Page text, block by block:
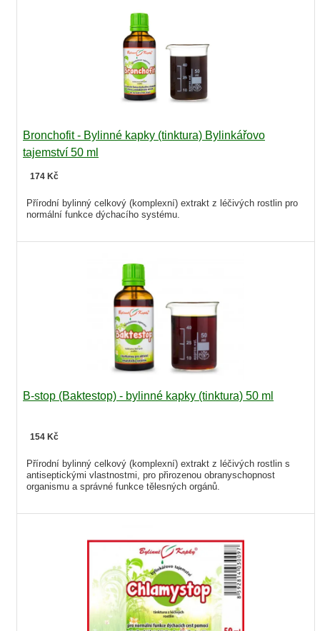
Bronchofit - Bylinné kapky (tinktura) Bylinkářovo
tajemství 50 ml
174 Kč
Přírodní bylinný celkový (komplexní) extrakt z léčivých rostlin pro
normální funkce dýchacího systému.
B-stop (Baktestop) - bylinné kapky (tinktura) 50 ml
154 Kč
Přírodní bylinný celkový (komplexní) extrakt z léčivých rostlin s
antiseptickými vlastnostmi, pro přirozenou obranyschopnost
organismu a správné funkce tělesných orgánů.